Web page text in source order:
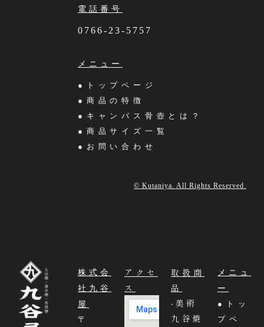
電話番号
0766-23-5757
メニュー
●トップページ
●商品の特徴
●キャンパス骨壺とは？
●商品サイズ一覧
●お問い合わせ
© Kutaniya. All Rights Reserved.
株式会
社九谷
屋
〒
アクセ
ス
取扱商
品
-美術
九谷焼
メニュ
ー
●トッ
プペ